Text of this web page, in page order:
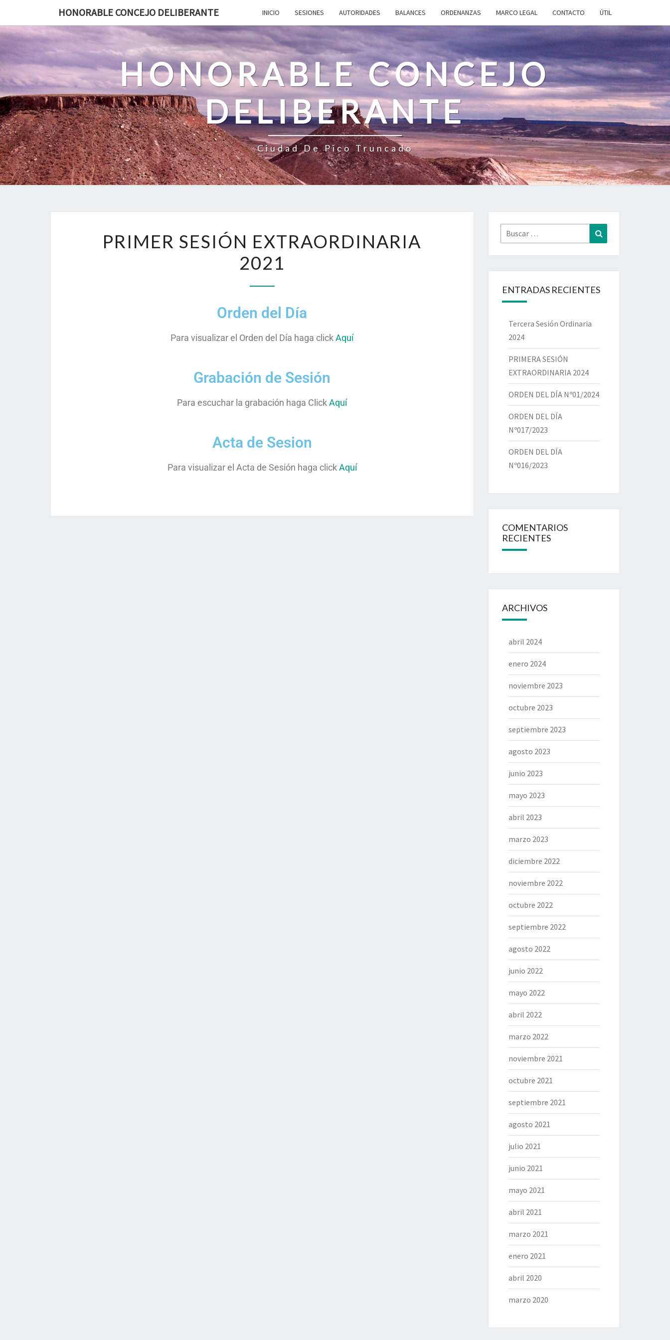
HONORABLE CONCEJO DELIBERANTE INICIO SESIONES AUTORIDADES BALANCES ORDENANZAS MARCO LEGAL CONTACTO ÚTIL
HONORABLE CONCEJO
DELIBERANTE
Ciudad De Pico Truncado
PRIMER SESIÓN EXTRAORDINARIA
2021
Orden del Día
Para visualizar el Orden del Día haga clickAquí
Grabación de Sesión
Para escuchar la grabación haga ClickAquí
Acta de Sesion
Para visualizar el Acta de Sesión haga clickAquí
ENTRADAS RECIENTES
Tercera Sesión Ordinaria
2024
PRIMERA SESIÓN
EXTRAORDINARIA 2024
ORDEN DEL DÍA Nº01/2024
ORDEN DEL DÍA
Nº017/2023
ORDEN DEL DÍA
Nº016/2023
COMENTARIOS
RECIENTES
ARCHIVOS
abril 2024
enero 2024
noviembre 2023
octubre 2023
septiembre 2023
agosto 2023
junio 2023
mayo 2023
abril 2023
marzo 2023
diciembre 2022
noviembre 2022
octubre 2022
septiembre 2022
agosto 2022
junio 2022
mayo 2022
abril 2022
marzo 2022
noviembre 2021
octubre 2021
septiembre 2021
agosto 2021
julio 2021
junio 2021
mayo 2021
abril 2021
marzo 2021
enero 2021
abril 2020
marzo 2020